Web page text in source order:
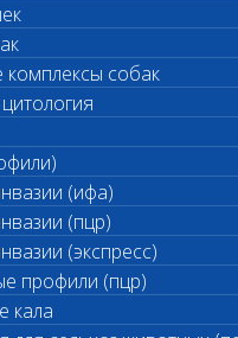
комплексы собак
(ифа)
(пцр)
(экспресс)
профили (пцр)
кала
ИЮЛЕ
- 30 июня,
6,13,20,25 июля
4,12,18,25 июля
- 5,12,19,25 июля
- 2,10,17,25,31
г.